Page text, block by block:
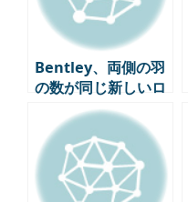
Bentley、両側の羽
の数が同じ新しいロ
ゴを発表 – ブランド
のヘリテージと現代
的な感覚のブレンド